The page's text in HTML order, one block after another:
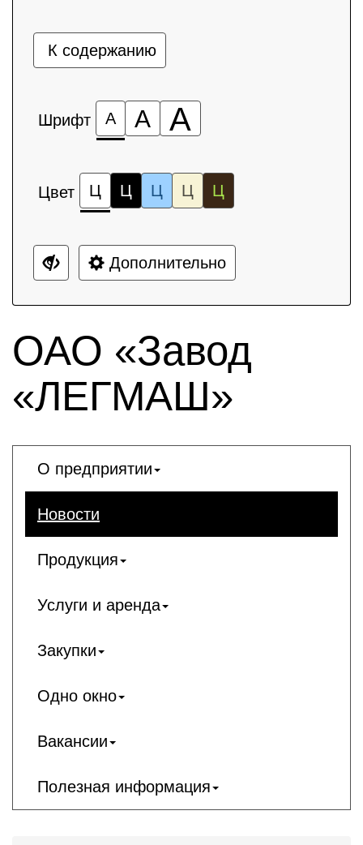
К содержанию
Шрифт А А А
Цвет Ц Ц Ц Ц Ц
Дополнительно
ОАО «Завод
«ЛЕГМАШ»
О предприятии
Новости
Продукция
Услуги и аренда
Закупки
Одно окно
Вакансии
Полезная информация